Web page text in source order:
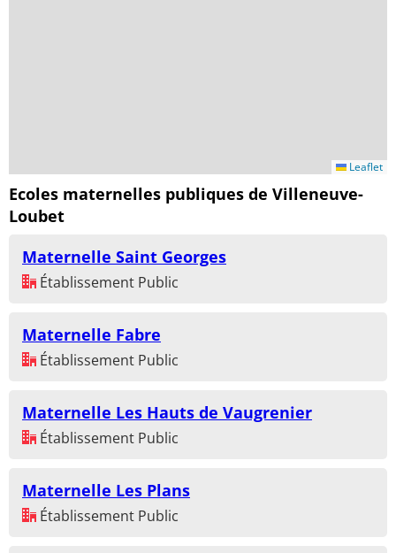
Leaflet
Ecoles maternelles publiques de Villeneuve-
Loubet
Maternelle Saint Georges
Établissement Public
Maternelle Fabre
Établissement Public
Maternelle Les Hauts de Vaugrenier
Établissement Public
Maternelle Les Plans
Établissement Public